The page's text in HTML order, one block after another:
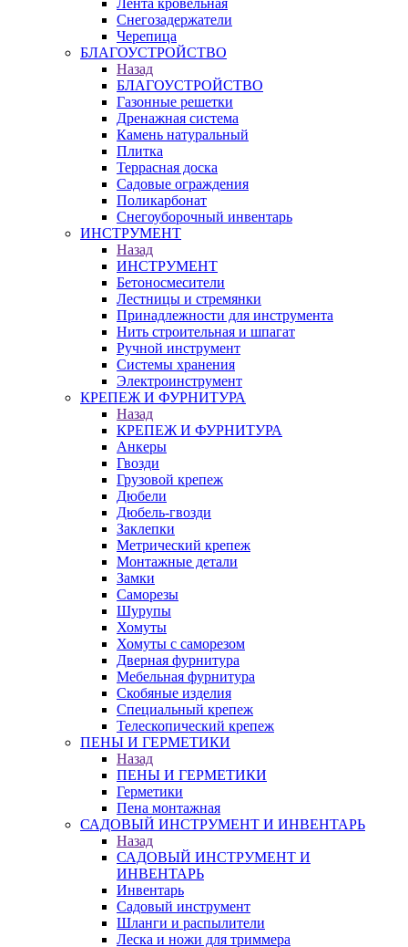
Лента кровельная
Снегозадержатели
Черепица
БЛАГОУСТРОЙСТВО
Назад
БЛАГОУСТРОЙСТВО
Газонные решетки
Дренажная система
Камень натуральный
Плитка
Террасная доска
Садовые ограждения
Поликарбонат
Снегоуборочный инвентарь
ИНСТРУМЕНТ
Назад
ИНСТРУМЕНТ
Бетоносмесители
Лестницы и стремянки
Принадлежности для инструмента
Нить строительная и шпагат
Ручной инструмент
Системы хранения
Электроинструмент
КРЕПЕЖ И ФУРНИТУРА
Назад
КРЕПЕЖ И ФУРНИТУРА
Анкеры
Гвозди
Грузовой крепеж
Дюбели
Дюбель-гвозди
Заклепки
Метрический крепеж
Монтажные детали
Замки
Саморезы
Шурупы
Хомуты
Хомуты с саморезом
Дверная фурнитура
Мебельная фурнитура
Скобяные изделия
Специальный крепеж
Телескопический крепеж
ПЕНЫ И ГЕРМЕТИКИ
Назад
ПЕНЫ И ГЕРМЕТИКИ
Герметики
Пена монтажная
САДОВЫЙ ИНСТРУМЕНТ И ИНВЕНТАРЬ
Назад
САДОВЫЙ ИНСТРУМЕНТ И
ИНВЕНТАРЬ
Инвентарь
Садовый инструмент
Шланги и распылители
Леска и ножи для триммера